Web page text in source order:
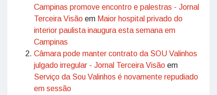
Campinas promove encontro e palestras - Jornal
Terceira Visão em Maior hospital privado do
interior paulista inaugura esta semana em
Campinas
Câmara pode manter contrato da SOU Valinhos
julgado irregular - Jornal Terceira Visão em
Serviço da Sou Valinhos é novamente repudiado
em sessão